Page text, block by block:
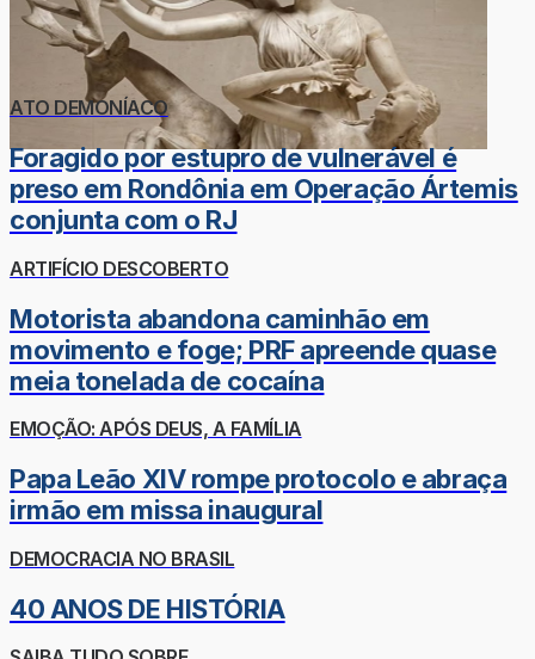
ATO DEMONÍACO
Foragido por estupro de vulnerável é
preso em Rondônia em Operação Ártemis
conjunta com o RJ
ARTIFÍCIO DESCOBERTO
Motorista abandona caminhão em
movimento e foge; PRF apreende quase
meia tonelada de cocaína
EMOÇÃO: APÓS DEUS, A FAMÍLIA
Papa Leão XIV rompe protocolo e abraça
irmão em missa inaugural
DEMOCRACIA NO BRASIL
40 ANOS DE HISTÓRIA